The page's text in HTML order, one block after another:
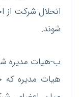
انحلال شرکت از
شوند.
ب-هیات مدیره